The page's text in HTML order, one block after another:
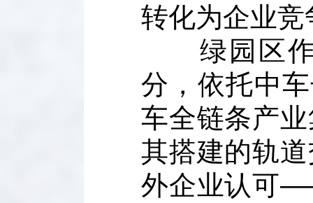
转化为企业竞
绿园区作
分，依托中
车全链条产
其搭建的轨
外企业认可